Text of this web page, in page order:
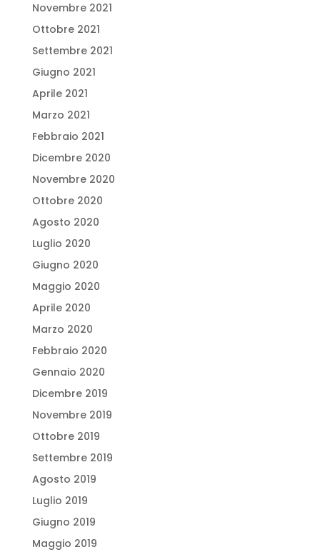
Novembre 2021
Ottobre 2021
Settembre 2021
Giugno 2021
Aprile 2021
Marzo 2021
Febbraio 2021
Dicembre 2020
Novembre 2020
Ottobre 2020
Agosto 2020
Luglio 2020
Giugno 2020
Maggio 2020
Aprile 2020
Marzo 2020
Febbraio 2020
Gennaio 2020
Dicembre 2019
Novembre 2019
Ottobre 2019
Settembre 2019
Agosto 2019
Luglio 2019
Giugno 2019
Maggio 2019